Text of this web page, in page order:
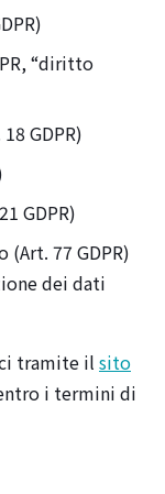
“diritto
GDPR)
GDPR)
77 GDPR)
dei dati
tramite il sito
i termini di